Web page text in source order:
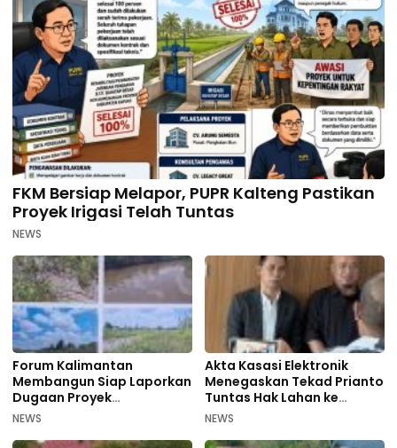
FKM Bersiap Melapor, PUPR Kalteng Pastikan
Proyek Irigasi Telah Tuntas
NEWS
Forum Kalimantan
Membangun Siap Laporkan
Dugaan Proyek
Bermasalah PUPR Kalteng
NEWS
Akta Kasasi Elektronik
Menegaskan Tekad Prianto
Tuntas Hak Lahan ke
Mahkamah Agung
NEWS